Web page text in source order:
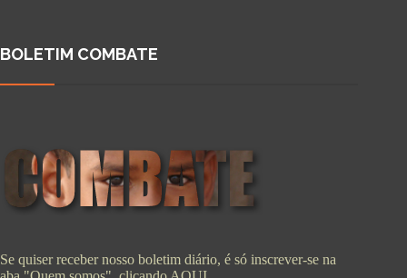
BOLETIM COMBATE
Se quiser receber nosso boletim diário, é só inscrever-se na